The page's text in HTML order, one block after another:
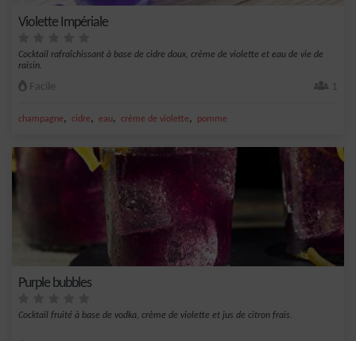
Violette Impériale
Cocktail rafraîchissant à base de cidre doux, crème de violette et eau de vie de
raisin.
Facile 1
champagne, cidre, eau, crème de violette, pomme
Purple bubbles
Cocktail fruité à base de vodka, crème de violette et jus de citron frais.